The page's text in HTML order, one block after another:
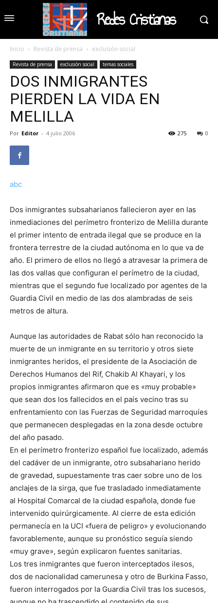
Redes Cristianas
Inicio Revista de prensa exclusión social
Revista de prensa exclusión social temas sociales
DOS INMIGRANTES
PIERDEN LA VIDA EN
MELILLA
Por Editor - 4 julio 2006 0
275
abc
Dos inmigrantes subsaharianos fallecieron ayer en las
inmediaciones del perímetro fronterizo de Melilla durante
el primer intento de entrada ilegal que se produce en la
frontera terrestre de la ciudad autónoma en lo que va de
año. El primero de ellos no llegó a atravesar la primera de
las dos vallas que configuran el perímetro de la ciudad,
mientras que el segundo fue localizado por agentes de la
Guardia Civil en medio de las dos alambradas de seis
metros de altura.
Aunque las autoridades de Rabat sólo han reconocido la
muerte de un inmigrante en su territorio y otros siete
inmigrantes heridos, el presidente de la Asociación de
Derechos Humanos del Rif, Chakib Al Khayari, y los
propios inmigrantes afirmaron que es «muy probable»
que sean dos los fallecidos en el país vecino tras su
enfrentamiento con las Fuerzas de Seguridad marroquíes
que permanecen desplegadas en la zona desde octubre
del año pasado.
En el perímetro fronterizo español fue localizado, además
del cadáver de un inmigrante, otro subsahariano herido
de gravedad, supuestamente tras caer sobre uno de los
anclajes de la sirga, que fue trasladado inmediatamente
al Hospital Comarcal de la ciudad española, donde fue
intervenido quirúrgicamente. Al cierre de esta edición
permanecía en la UCI «fuera de peligro» y evolucionando
favorablemente, aunque su pronóstico seguía siendo
«muy grave», según explicaron fuentes sanitarias.
Los tres inmigrantes que fueron interceptados ilesos,
dos de nacionalidad camerunesa y otro de Burkina Fasso,
fueron interrogados por la Guardia Civil tras los sucesos,